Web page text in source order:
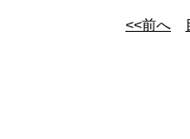
<<前へ